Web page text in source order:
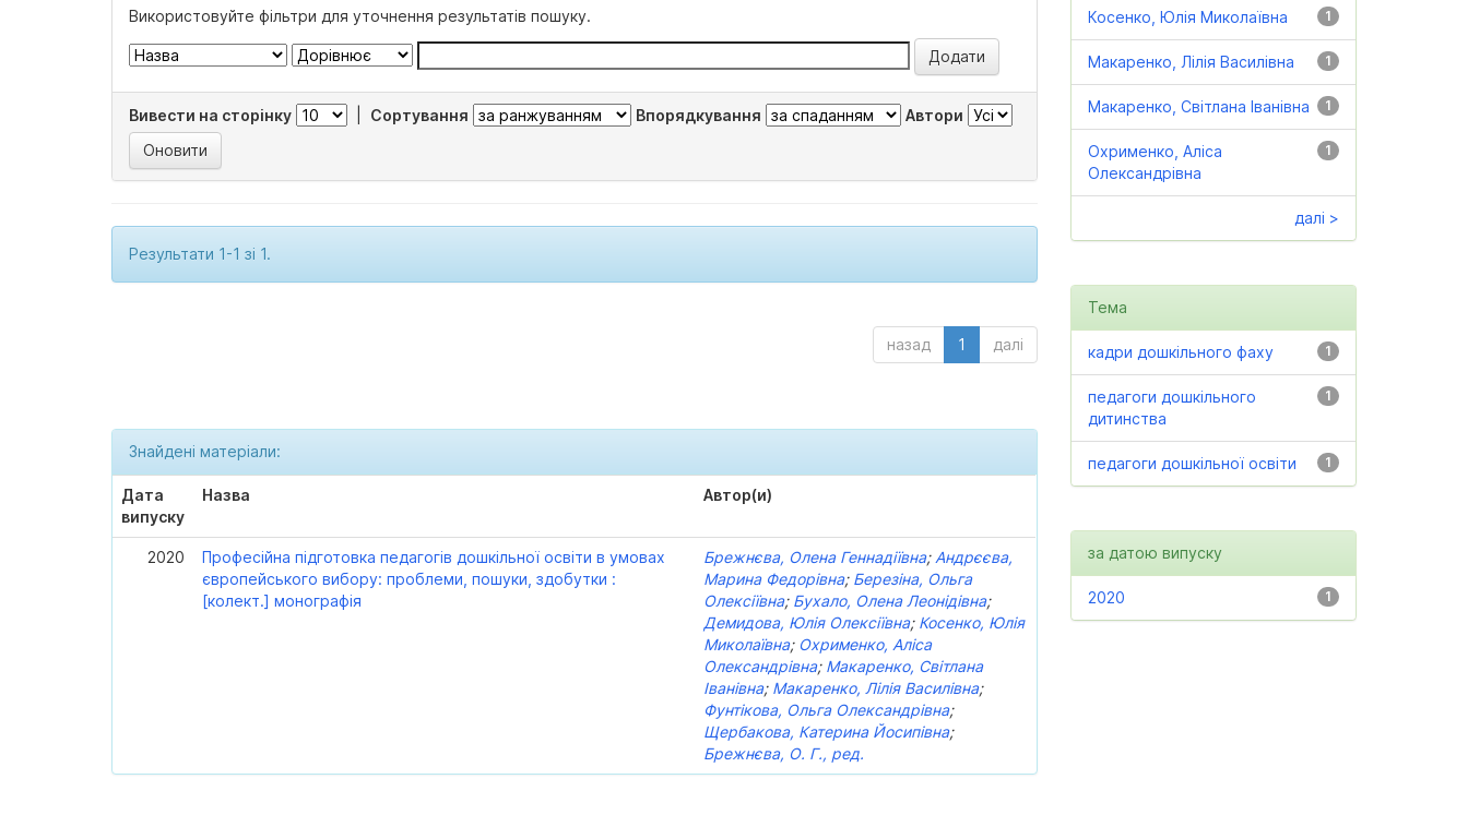
Використовуйте фільтри для уточнення результатів пошуку.
Вивести на сторінку Сортування Впорядкування Автори
Результати 1-1 зі 1.
назад 1 далі
Знайдені матеріали:
Дата
випуску
Назва Автор(и)
2020
Професійна підготовка педагогів дошкільної освіти в умовах
європейського вибору: проблеми, пошуки, здобутки :
[колект.] монографія
Брежнєва, Олена Геннадіївна; Андрєєва,
Марина Федорівна; Березіна, Ольга
Олексіївна; Бухало, Олена Леонідівна;
Демидова, Юлія Олексіївна; Косенко, Юлія
Миколаївна; Охрименко, Аліса
Олександрівна; Макаренко, Світлана
Іванівна; Макаренко, Лілія Василівна;
Фунтікова, Ольга Олександрівна;
Щербакова, Катерина Йосипівна;
Брежнєва, О. Г., ред.
1
Косенко, Юлія Миколаївна
1
Макаренко, Лілія Василівна
1
Макаренко, Світлана Іванівна
1
Охрименко, Аліса
Олександрівна
далі >
Тема
1
кадри дошкільного фаху
1
педагоги дошкільного
дитинства
1
педагоги дошкільної освіти
за датою випуску
1
2020